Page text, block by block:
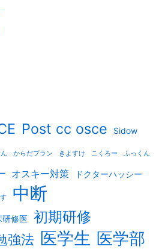
Post cc osce Sidow
からだプラン きよすけ こくろー ふっくん
オスキー対策 ドクターハッシー
中断
研修医 初期研修
強法 医学生 医学部